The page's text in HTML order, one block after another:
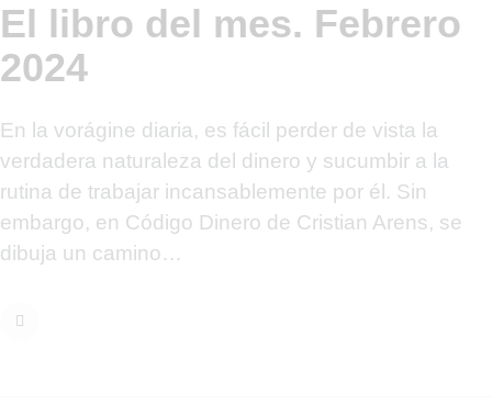
El libro del mes. Febrero
2024
En la vorágine diaria, es fácil perder de vista la
verdadera naturaleza del dinero y sucumbir a la
rutina de trabajar incansablemente por él. Sin
embargo, en Código Dinero de Cristian Arens, se
dibuja un camino…